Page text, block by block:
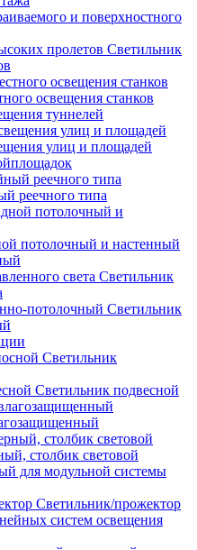
и поверхностного
Светильник
освещения станков
туннелей
улиц и площадей
реечного типа
потолочный и настенный
Светильник
Светильник
Светильник
Светильник подвесной
столбик световой
для модульной системы
Светильник/прожектор
систем освещения